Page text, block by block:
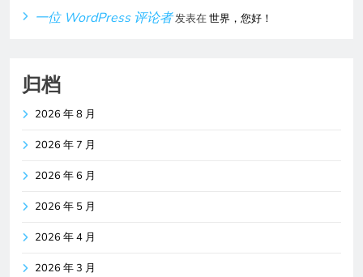
一位 WordPress 评论者发表在世界，您好！
归档
2026 年 8 月
2026 年 7 月
2026 年 6 月
2026 年 5 月
2026 年 4 月
2026 年 3 月